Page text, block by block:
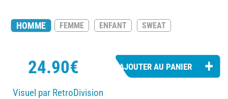
HOMME FEMME ENFANT SWEAT
24.90€
Visuel par RetroDivision